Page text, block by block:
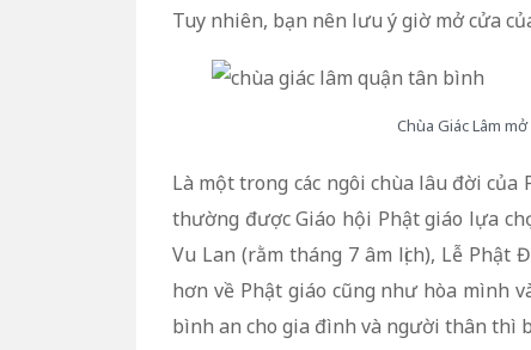
Tuy nhiên, bạn nên lưu ý giờ mở cửa
Chùa Giác Lâm
Là một trong các ngôi chùa lâu đời của
thường được Giáo hội Phật giáo lựa
Vu Lan (rằm tháng 7 âm lịch), Lễ Phật
hơn về Phật giáo cũng như hòa mình
bình an cho gia đình và người thân thì